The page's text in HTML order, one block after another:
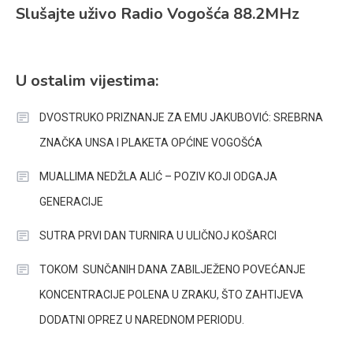
Slušajte uživo Radio Vogošća 88.2MHz
U ostalim vijestima:
DVOSTRUKO PRIZNANJE ZA EMU JAKUBOVIĆ: SREBRNA
ZNAČKA UNSA I PLAKETA OPĆINE VOGOŠĆA
MUALLIMA NEDŽLA ALIĆ – POZIV KOJI ODGAJA
GENERACIJE
SUTRA PRVI DAN TURNIRA U ULIČNOJ KOŠARCI
TOKOM SUNČANIH DANA ZABILJEŽENO POVEĆANJE
KONCENTRACIJE POLENA U ZRAKU, ŠTO ZAHTIJEVA
DODATNI OPREZ U NAREDNOM PERIODU.